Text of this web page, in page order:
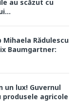
au scăzut cu
Rădulescu
Baumgartner:
un lux! Guvernul
agricole